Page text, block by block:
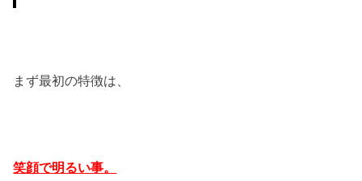
まず最初の特徴は、
笑顔で明るい事。